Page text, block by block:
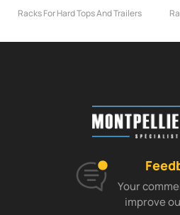
Racks For Hard Tops And Trailers
Your
improve